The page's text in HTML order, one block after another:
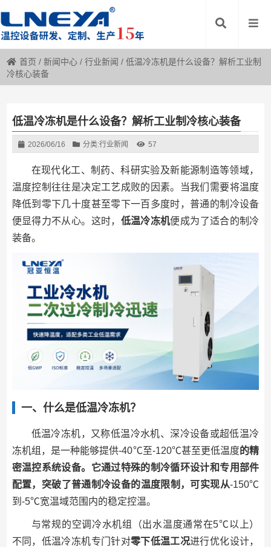
首页 /新闻中心 /行业新闻 /低温冷冻机是什么设备？解析工业制
冷核心装备
低温冷冻机是什么设备？解析工业制冷核心装备
2026/06/16 分类:行业新闻 57
在现代化工、制药、科研实验及新能源制造等领域，
温度控制往往是决定工艺成败的因素。当我们需要将温度
降低到零下几十度甚至零下一百多度时，普通的制冷设备
便显得力不从心。这时， 低温冷冻机便成为了适合的制冷
装备。
一、什么是低温冷冻机？
低温冷冻机，又称低温冷水机、深冷设备或超低温冷
冻机组，是一种能够提供-40℃至-120℃甚至更低温度的精
密温控系统设备。它通过特殊的制冷循环设计和专用部件
配置，突破了普通制冷设备的温度限制 ，可实现从-150℃
到-5℃宽温域范围内的稳定控温。
与常规的空调冷水机组（出水温度通常在5℃以上）
不同，低温冷冻机专门针对零下低温工况进行优化设计，